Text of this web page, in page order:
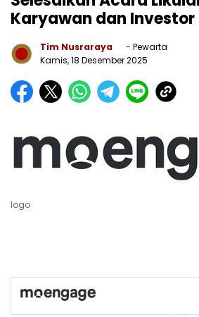
Karyawan dan Investor
Tim Nusraraya
- Pewarta
Kamis, 18 Desember 2025
logo